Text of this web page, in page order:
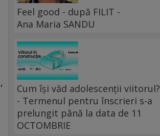
Feel good - după FILIT -
Ana Maria SANDU
Cum își văd adolescenții viitorul?
- Termenul pentru înscrieri s-a
prelungit până la data de 11
OCTOMBRIE